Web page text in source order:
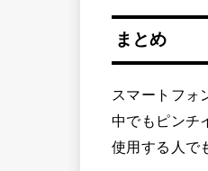
まとめ
スマートフォ
中でもピンチ
使用する人で